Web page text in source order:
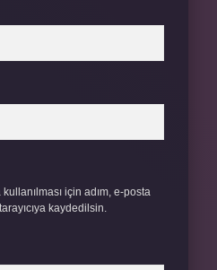
için adım, e-posta
kaydedilsin.